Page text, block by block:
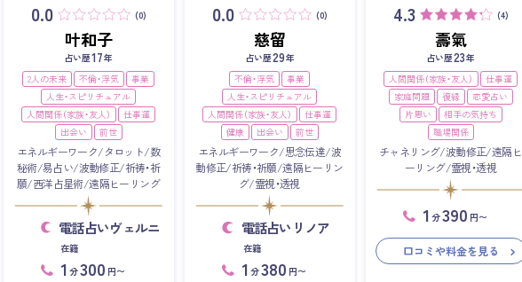
0.0 (0)
叶和子
占い歴17年
2人の未来
不倫・浮気
事業
人生・スピリチュアル
人間関係（家族・友人）
仕事運
出会い
前世
エネルギーワーク/タロット/数
秘術/易占い/波動修正/祈祷・祈
願/西洋占星術/遠隔ヒーリング
電話占いヴェルニ
在籍
1 分300 円〜
0.0 (0)
慈留
占い歴29年
不倫・浮気
事業
人生・スピリチュアル
人間関係（家族・友人）
仕事運
健康
出会い 前世
エネルギーワーク/思念伝達/波
動修正/祈祷・祈願/遠隔ヒーリン
グ/霊視・透視
電話占いリノア
在籍
1 分380 円〜
4.3 (4)
壽氣
占い歴23年
人間関係（家族・友人）
仕事運
家庭問題
復縁
恋愛占い
片思い
相手の気持ち
職場関係
チャネリング/波動修正/遠隔ヒ
ーリング/霊視・透視
1 分390 円〜
口コミや料金を見る